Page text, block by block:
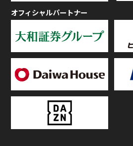
オフィシャルパートナー